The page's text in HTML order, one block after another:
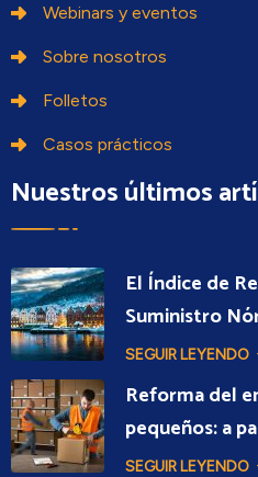
Webinars y eventos
Sobre nosotros
Folletos
Casos prácticos
Nuestros últimos
El Índice de
Suministro
SEGUIR LEYENDO
Reforma del
pequeños: a
SEGUIR LEYENDO